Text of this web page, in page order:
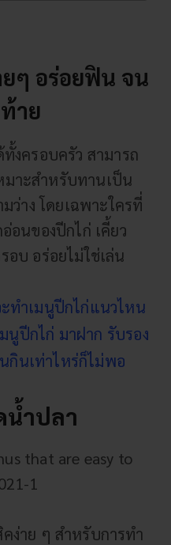
ๆ อร่อยฟิน จน
าย
งครอบครัว สามารถ
าะสำหรับทานเป็น
ว่าง โดยเฉพาะใครที่
อนของปีกไก่ เคี้ยว
บ อร่อยไม่ใช่เล่น
ทำเมนูปีกไก่แนวไหน
นูปีกไก่ มาฝาก รับรอง
กินเท่าไหร่ก็ไม่พอ
น้ำปลา
ง่าย ๆ สำหรับการทำ